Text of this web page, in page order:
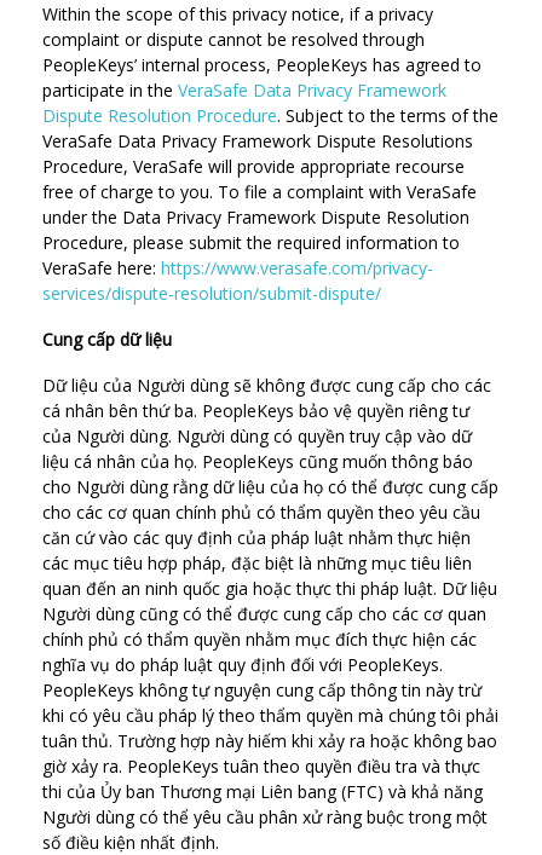
Within the scope of this privacy notice, if a privacy
complaint or dispute cannot be resolved through
PeopleKeys’ internal process, PeopleKeys has agreed to
participate in the VeraSafe Data Privacy Framework
Dispute Resolution Procedure. Subject to the terms of the
VeraSafe Data Privacy Framework Dispute Resolutions
Procedure, VeraSafe will provide appropriate recourse
free of charge to you. To file a complaint with VeraSafe
under the Data Privacy Framework Dispute Resolution
Procedure, please submit the required information to
VeraSafe here: https://www.verasafe.com/privacy-
services/dispute-resolution/submit-dispute/
Cung cấp dữ liệu
Dữ liệu của Người dùng sẽ không được cung cấp cho các
cá nhân bên thứ ba. PeopleKeys bảo vệ quyền riêng tư
của Người dùng. Người dùng có quyền truy cập vào dữ
liệu cá nhân của họ. PeopleKeys cũng muốn thông báo
cho Người dùng rằng dữ liệu của họ có thể được cung cấp
cho các cơ quan chính phủ có thẩm quyền theo yêu cầu
căn cứ vào các quy định của pháp luật nhằm thực hiện
các mục tiêu hợp pháp, đặc biệt là những mục tiêu liên
quan đến an ninh quốc gia hoặc thực thi pháp luật. Dữ liệu
Người dùng cũng có thể được cung cấp cho các cơ quan
chính phủ có thẩm quyền nhằm mục đích thực hiện các
nghĩa vụ do pháp luật quy định đối với PeopleKeys.
PeopleKeys không tự nguyện cung cấp thông tin này trừ
khi có yêu cầu pháp lý theo thẩm quyền mà chúng tôi phải
tuân thủ. Trường hợp này hiếm khi xảy ra hoặc không bao
giờ xảy ra. PeopleKeys tuân theo quyền điều tra và thực
thi của Ủy ban Thương mại Liên bang (FTC) và khả năng
Người dùng có thể yêu cầu phân xử ràng buộc trong một
số điều kiện nhất định.